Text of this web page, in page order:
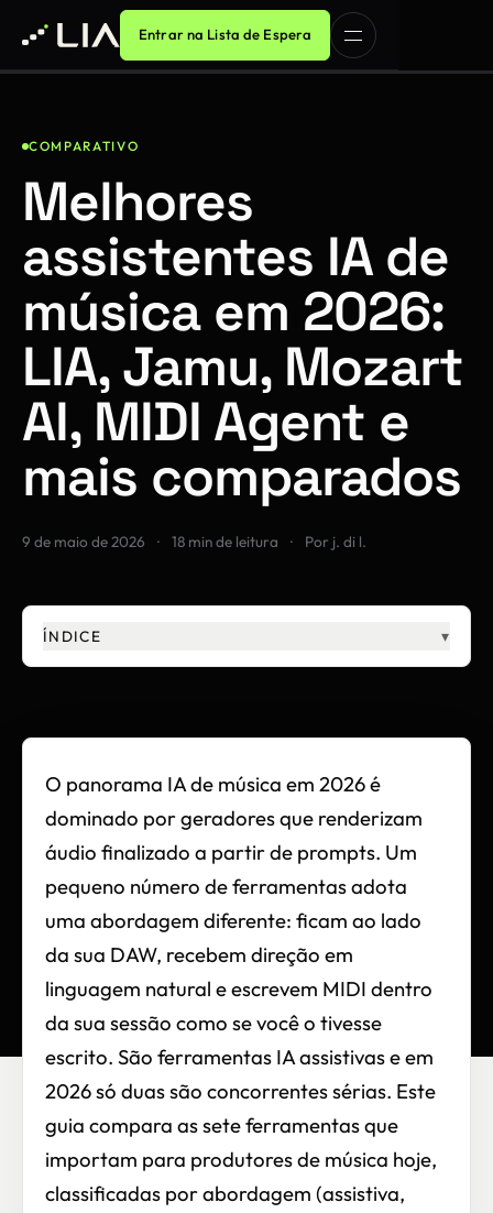
Entrar na Lista de Espera
COMPARATIVO
Melhores
assistentes IA de
música em 2026:
LIA, Jamu, Mozart
AI, MIDI Agent e
mais comparados
9 de maio de 2026 · 18 min de leitura · Por j. di l.
ÍNDICE ▾
O panorama IA de música em 2026 é
dominado por geradores que renderizam
áudio finalizado a partir de prompts. Um
pequeno número de ferramentas adota
uma abordagem diferente: ficam ao lado
da sua DAW, recebem direção em
linguagem natural e escrevem MIDI dentro
da sua sessão como se você o tivesse
escrito. São ferramentas IA assistivas e em
2026 só duas são concorrentes sérias. Este
guia compara as sete ferramentas que
importam para produtores de música hoje,
classificadas por abordagem (assistiva,